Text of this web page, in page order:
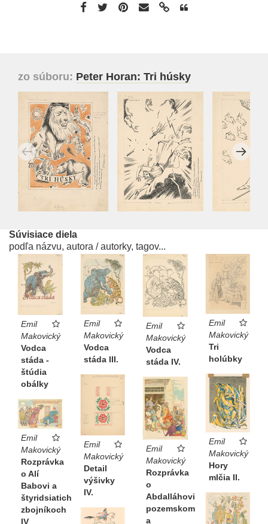
zo súboru: Peter Horan: Tri húsky
Súvisiace diela
podľa názvu, autora / autorky, tagov...
Emil
Makovický
Vodca
stáda -
štúdia
obálky
Emil
Makovický
Vodca
stáda III.
Emil
Makovický
Vodca
stáda IV.
Emil
Makovický
Tri
holúbky
Emil
Makovický
Hory
mlčia II.
Emil
Makovický
Detail
výšivky
IV.
Emil
Makovický
Rozprávka
o
Abdalláhovi
pozemskom
a
Emil
Makovický
Rozprávka
o Alí
Babovi a
štyridsiatich
zbojníkoch
IV